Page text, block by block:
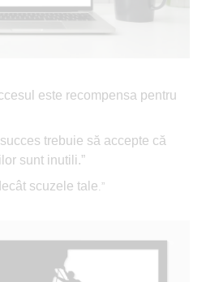
este recompensa pentru
trebuie să accepte că
sunt inutili.”
scuzele tale.”